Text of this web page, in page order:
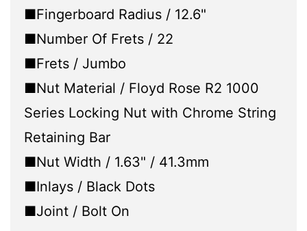
■Fingerboard Radius / 12.6"
■Number Of Frets / 22
■Frets / Jumbo
■Nut Material / Floyd Rose R2 1000
Series Locking Nut with Chrome String
Retaining Bar
■Nut Width / 1.63" / 41.3mm
■Inlays / Black Dots
■Joint / Bolt On